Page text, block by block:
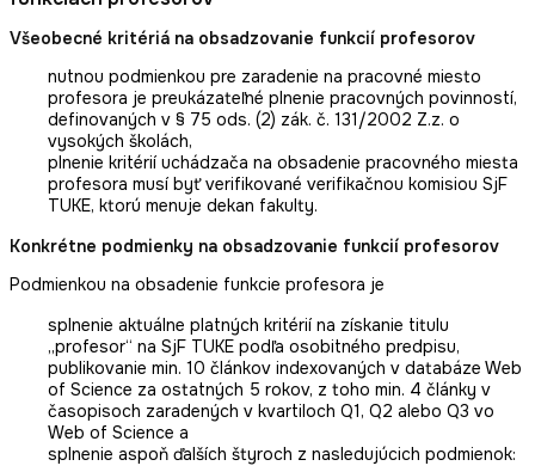
Všeobecné kritériá na obsadzovanie funkcií profesorov
nutnou podmienkou pre zaradenie na pracovné miesto
profesora je preukázateľné plnenie pracovných povinností,
definovaných v § 75 ods. (2) zák. č. 131/2002 Z.z. o
vysokých školách,
plnenie kritérií uchádzača na obsadenie pracovného miesta
profesora musí byť verifikované verifikačnou komisiou SjF
TUKE, ktorú menuje dekan fakulty.
Konkrétne podmienky na obsadzovanie funkcií profesorov
Podmienkou na obsadenie funkcie profesora je
splnenie aktuálne platných kritérií na získanie titulu
„profesor“ na SjF TUKE podľa osobitného predpisu,
publikovanie min. 10 článkov indexovaných v databáze Web
of Science za ostatných 5 rokov, z toho min. 4 články v
časopisoch zaradených v kvartiloch Q1, Q2 alebo Q3 vo
Web of Science a
splnenie aspoň ďalších štyroch z nasledujúcich podmienok: